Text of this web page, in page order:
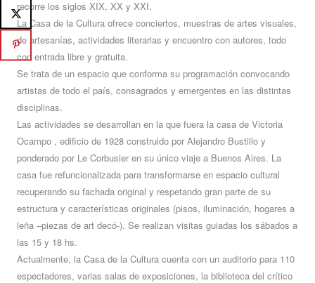
recorre los siglos XIX, XX y XXI.
La Casa de la Cultura ofrece conciertos, muestras de artes visuales,
de artesanías, actividades literarias y encuentro con autores, todo
con entrada libre y gratuita.
Se trata de un espacio que conforma su programación convocando
artistas de todo el país, consagrados y emergentes en las distintas
disciplinas.
Las actividades se desarrollan en la que fuera la casa de Victoria
Ocampo , edificio de 1928 construido por Alejandro Bustillo y
ponderado por Le Corbusier en su único viaje a Buenos Aires. La
casa fue refuncionalizada para transformarse en espacio cultural
recuperando su fachada original y respetando gran parte de su
estructura y características originales (pisos, iluminación, hogares a
leña –piezas de art decó-). Se realizan visitas guiadas los sábados a
las 15 y 18 hs.
Actualmente, la Casa de la Cultura cuenta con un auditorio para 110
espectadores, varias salas de exposiciones, la biblioteca del crítico